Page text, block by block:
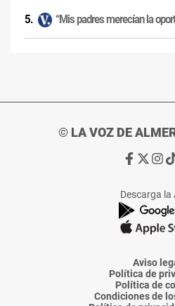
“Mis padres merecían la
© LA VOZ DE
Ir
de
La
Voz
Almería
Ir
de
La
Voz
Ir
de
La
Descarga la
Aviso
Política de
Política de
Condiciones de